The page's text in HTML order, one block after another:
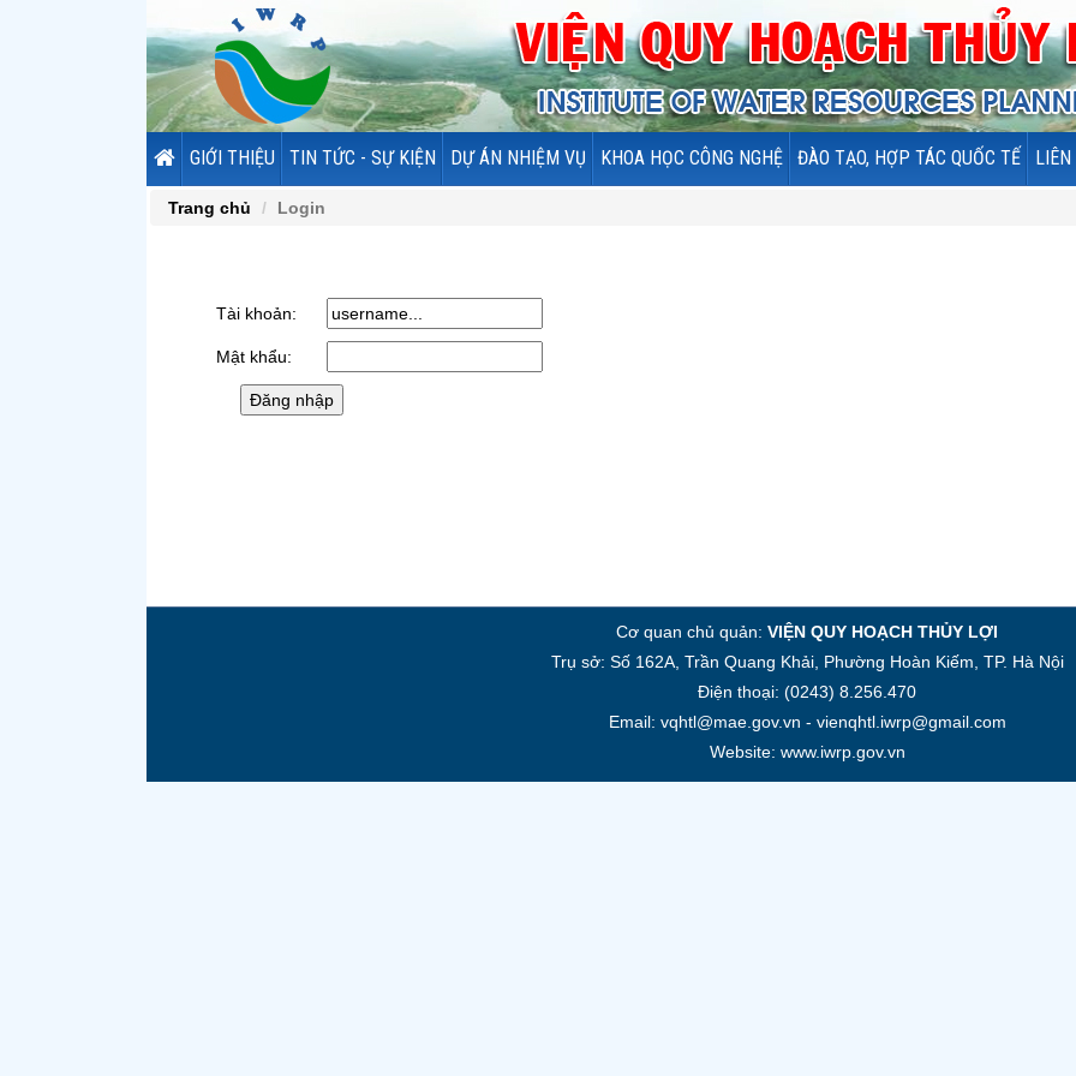
GIỚI THIỆU TIN TỨC - SỰ KIỆN DỰ ÁN NHIỆM VỤ KHOA HỌC CÔNG NGHỆ ĐÀO TẠO, HỢP TÁC QUỐC TẾ LIÊN
Trang chủ Login
Tài khoản:
Mật khẩu:
Cơ quan chủ quản: VIỆN QUY HOẠCH THỦY LỢI
Trụ sở: Số 162A, Trần Quang Khải, Phường Hoàn Kiếm, TP. Hà Nội
Điện thoại: (0243) 8.256.470
Email: vqhtl@mae.gov.vn - vienqhtl.iwrp@gmail.com
Website: www.iwrp.gov.vn